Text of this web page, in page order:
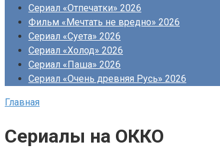
Сериал «Отпечатки» 2026
Фильм «Мечтать не вредно» 2026
Сериал «Суета» 2026
Сериал «Холод» 2026
Сериал «Паша» 2026
Сериал «Очень древняя Русь» 2026
Главная
Сериалы на ОККО